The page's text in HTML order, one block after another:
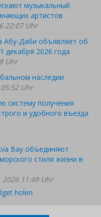
музыкальный
артистов
22:07 Uhr
Абу-Даби объявляет об
декабря 2026 года
Uhr
наследии
Uhr
систему получения
и удобного въезда
Bay объединяют
стиля жизни в
11:49 Uhr
holen